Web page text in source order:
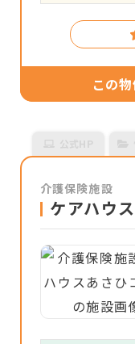
この
介護保険施設
ケアハウ